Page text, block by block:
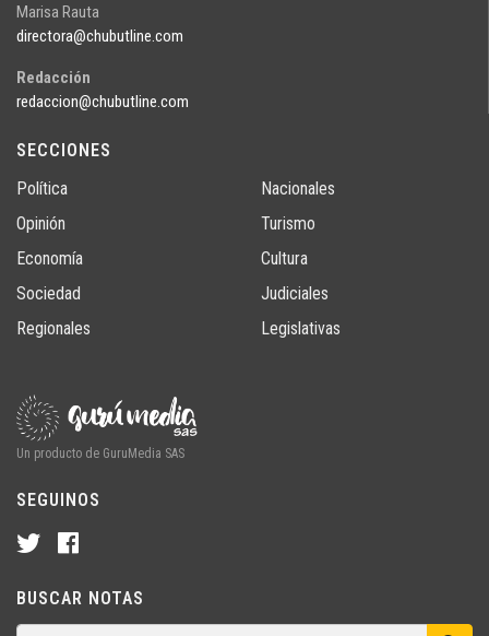
Marisa Rauta
directora@chubutline.com
Redacción
redaccion@chubutline.com
SECCIONES
Política
Opinión
Economía
Sociedad
Regionales
Nacionales
Turismo
Cultura
Judiciales
Legislativas
Un producto de GuruMedia SAS
SEGUINOS
BUSCAR NOTAS